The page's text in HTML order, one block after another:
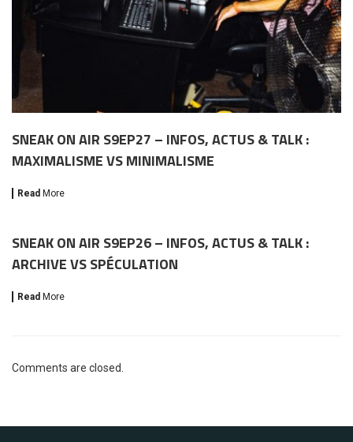
SNEAK ON AIR S9EP27 – INFOS, ACTUS & TALK :
MAXIMALISME VS MINIMALISME
Read More
SNEAK ON AIR S9EP26 – INFOS, ACTUS & TALK :
ARCHIVE VS SPÉCULATION
Read More
Comments are closed.